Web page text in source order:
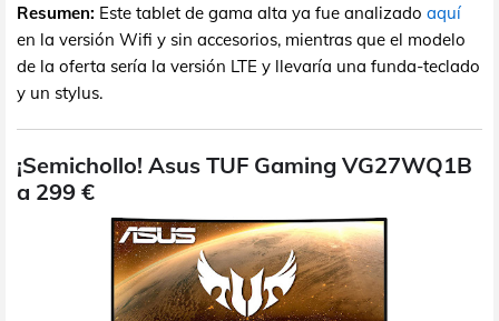
Resumen: Este tablet de gama alta ya fue analizado aquí
en la versión Wifi y sin accesorios, mientras que el modelo
de la oferta sería la versión LTE y llevaría una funda-teclado
y un stylus.
¡Semichollo! Asus TUF Gaming VG27WQ1B
a 299 €